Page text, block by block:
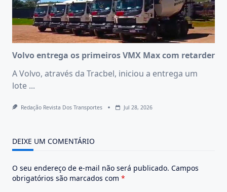
Volvo entrega os primeiros VMX Max com retarder
A Volvo, através da Tracbel, iniciou a entrega um
lote ...
Redação Revista Dos Transportes Jul 28, 2026
DEIXE UM COMENTÁRIO
O seu endereço de e-mail não será publicado. Campos
obrigatórios são marcados com *